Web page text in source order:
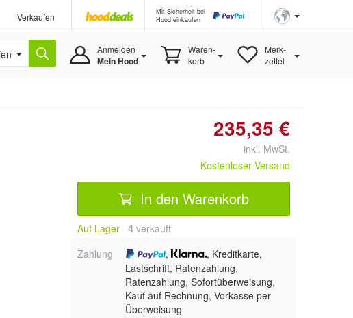
Verkaufen
Mit Sicherheit bei
Hood einkaufen
Anmelden
Mein Hood
Waren-
korb
Merk-
zettel
235,35 €
inkl. MwSt.
Kostenloser Versand
In den Warenkorb
Auf Lager 4 verkauft
Zahlung
,
, Kreditkarte,
Lastschrift, Ratenzahlung,
Ratenzahlung, Sofortüberweisung,
Kauf auf Rechnung, Vorkasse per
Überweisung